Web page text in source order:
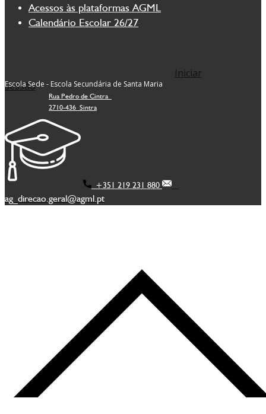
Acessos às plataformas AGML
Calendário Escolar 26/27
Iniciar
sessão
Escola Sede - Escola Secundária de Santa Maria
Rua Pedro de Cintra
2710-436 Sintra
+351 219 231 880
ag_direcao.geral@agml.pt